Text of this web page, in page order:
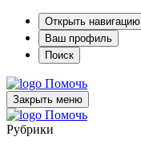
Открыть навигацию
Ваш профиль
Поиск
Помочь
Закрыть меню
Помочь
Рубрики